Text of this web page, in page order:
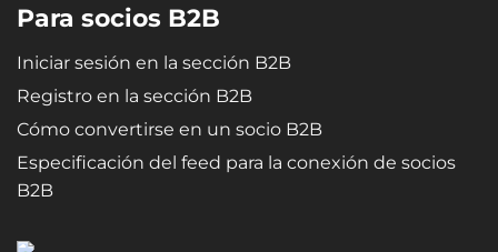
Para socios B2B
Iniciar sesión en la sección B2B
Registro en la sección B2B
Cómo convertirse en un socio B2B
Especificación del feed para la conexión de socios
B2B